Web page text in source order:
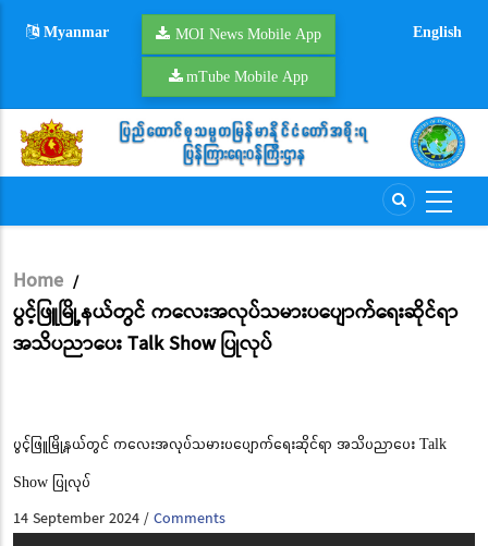
Myanmar MOI News Mobile App
mTube Mobile App
English
Breadcrumb
Home /
ပွင့်ဖြူမြို့နယ်တွင် ကလေးအလုပ်သမားပပျောက်ရေးဆိုင်ရာ
အသိပညာပေး Talk Show ပြုလုပ်
ပွင့်ဖြူမြို့နယ်တွင် ကလေးအလုပ်သမားပပျောက်ရေးဆိုင်ရာ အသိပညာပေး Talk
Show ပြုလုပ်
14 September 2024/Comments